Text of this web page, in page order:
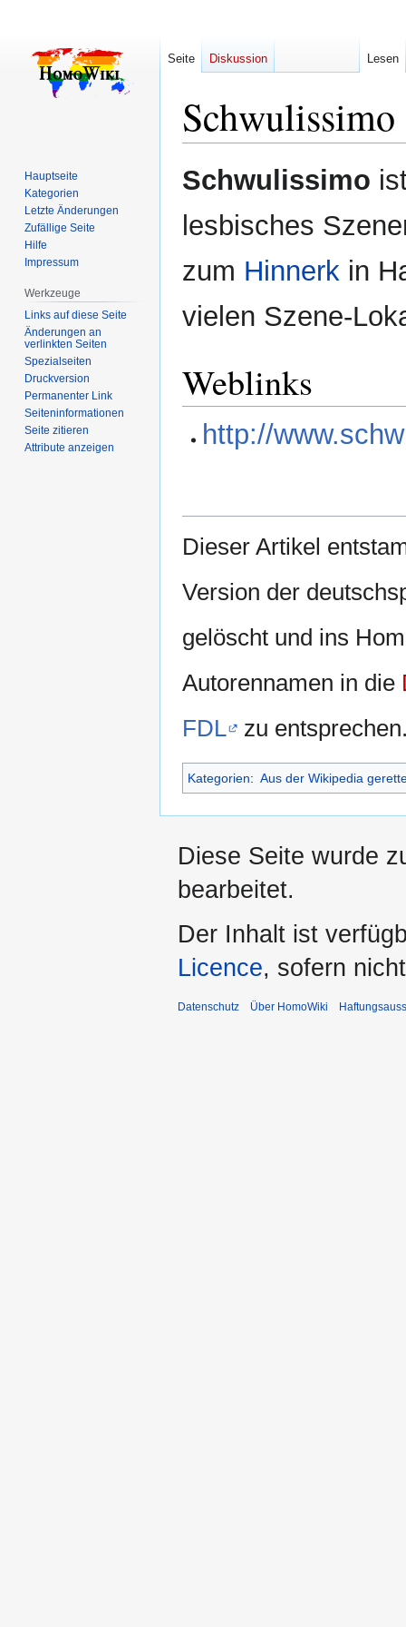
Schwulissimo
Zur
Navigation
Zur
Suche
Schwulissimo
lesbisches
zum Hinnerk in
vielen Szene-
Weblinks
http://
Dieser Artikel
Version der
gelöscht und ins
Autorennamen in die
FDL zu
Kategorien: Aus der Wikipedia
Seite Diskussion Lesen
Hauptseite
Kategorien
Letzte Änderungen
Zufällige Seite
Hilfe
Impressum
Werkzeuge
Links auf diese Seite
Änderungen an
verlinkten Seiten
Spezialseiten
Druckversion
Permanenter Link
Seiten­­informationen
Seite zitieren
Attribute anzeigen
Diese Seite wurde
bearbeitet.
Der Inhalt ist
Licence, sofern
Datenschutz Über HomoWiki